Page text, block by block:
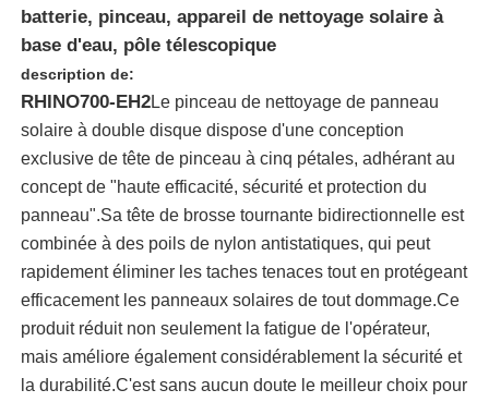
Aperçu
Produits
Vidéos
A propos de nous
Visite d'usine
batterie, pinceau, appareil de nettoyage solaire à
base d'eau, pôle télescopique
description de:
RHINO700-EH2Le pinceau de nettoyage de panneau
solaire à double disque dispose d'une conception
exclusive de tête de pinceau à cinq pétales, adhérant au
concept de "haute efficacité, sécurité et protection du
panneau".Sa tête de brosse tournante bidirectionnelle est
combinée à des poils de nylon antistatiques, qui peut
rapidement éliminer les taches tenaces tout en protégeant
efficacement les panneaux solaires de tout dommage.Ce
produit réduit non seulement la fatigue de l'opérateur,
mais améliore également considérablement la sécurité et
la durabilité.C'est sans aucun doute le meilleur choix pour